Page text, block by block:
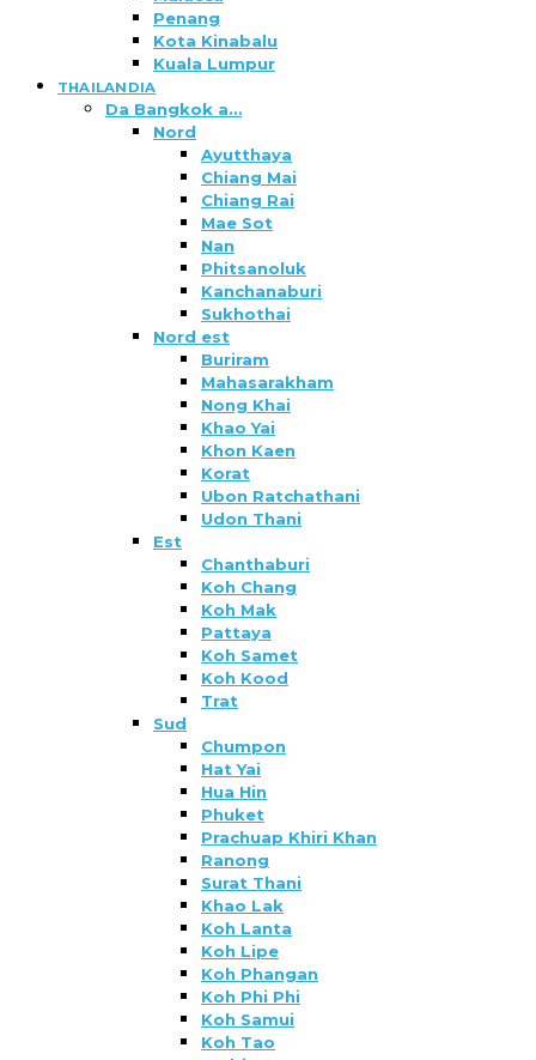
Penang
Kota Kinabalu
Kuala Lumpur
THAILANDIA
Da Bangkok a…
Nord
Ayutthaya
Chiang Mai
Chiang Rai
Mae Sot
Nan
Phitsanoluk
Kanchanaburi
Sukhothai
Nord est
Buriram
Mahasarakham
Nong Khai
Khao Yai
Khon Kaen
Korat
Ubon Ratchathani
Udon Thani
Est
Chanthaburi
Koh Chang
Koh Mak
Pattaya
Koh Samet
Koh Kood
Trat
Sud
Chumpon
Hat Yai
Hua Hin
Phuket
Prachuap Khiri Khan
Ranong
Surat Thani
Khao Lak
Koh Lanta
Koh Lipe
Koh Phangan
Koh Phi Phi
Koh Samui
Koh Tao